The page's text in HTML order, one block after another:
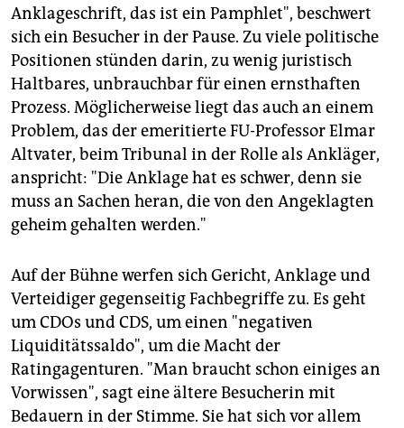
Anklageschrift, das ist ein Pamphlet", beschwert
sich ein Besucher in der Pause. Zu viele politische
Positionen stünden darin, zu wenig juristisch
Haltbares, unbrauchbar für einen ernsthaften
Prozess. Möglicherweise liegt das auch an einem
Problem, das der emeritierte FU-Professor Elmar
Altvater, beim Tribunal in der Rolle als Ankläger,
anspricht: "Die Anklage hat es schwer, denn sie
muss an Sachen heran, die von den Angeklagten
geheim gehalten werden."
Auf der Bühne werfen sich Gericht, Anklage und
Verteidiger gegenseitig Fachbegriffe zu. Es geht
um CDOs und CDS, um einen "negativen
Liquiditätssaldo", um die Macht der
Ratingagenturen. "Man braucht schon einiges an
Vorwissen", sagt eine ältere Besucherin mit
Bedauern in der Stimme. Sie hat sich vor allem